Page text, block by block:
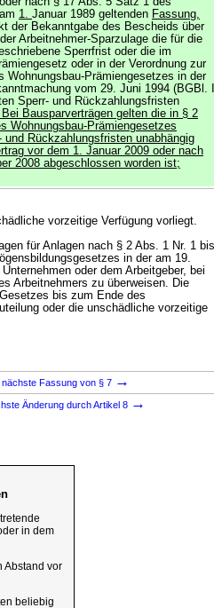
1. Januar 1989 geltenden Fassung,
der Bekanntgabe des Bescheids über
Arbeitnehmer-Sparzulage die für die
Sperrfrist oder die im
oder in der Verordnung zur
Wohnungsbau-Prämiengesetzes in der
vom 29. Juni 1994 (BGBl. I
Sperr- und Rückzahlungsfristen
Bausparverträgen gelten die in § 2
Wohnungsbau-Prämiengesetzes
und Rückzahlungsfristen unabhängig
vor dem 1. Januar 2009 oder nach
2008 abgeschlossen worden ist;
vorzeitige Verfügung vorliegt.
für Anlagen nach § 2 Abs. 1 Nr. 1 bis
in der am 19.
oder dem Arbeitgeber, bei
Arbeitnehmers zu überweisen. Die
bis zum Ende des
oder die unschädliche vorzeitige
nächste Fassung von § 7 →
Änderung durch Artikel 8 →
in dem
Abstand vor
beliebig